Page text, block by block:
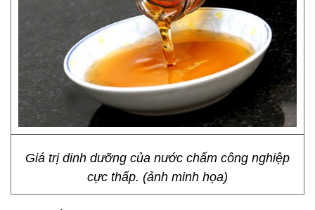
Giá trị dinh dưỡng của nước chấm công nghiệp
cực thấp. (ảnh minh họa)